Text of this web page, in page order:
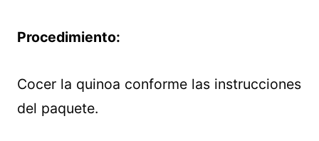
Procedimiento:
Cocer la quinoa conforme las instrucciones
del paquete.